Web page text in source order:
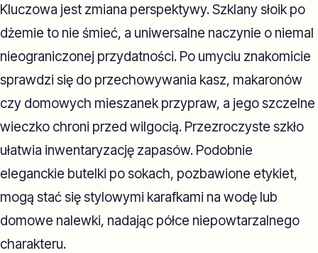
Kluczowa jest zmiana perspektywy. Szklany słoik po
dżemie to nie śmieć, a uniwersalne naczynie o niemal
nieograniczonej przydatności. Po umyciu znakomicie
sprawdzi się do przechowywania kasz, makaronów
czy domowych mieszanek przypraw, a jego szczelne
wieczko chroni przed wilgocią. Przezroczyste szkło
ułatwia inwentaryzację zapasów. Podobnie
eleganckie butelki po sokach, pozbawione etykiet,
mogą stać się stylowymi karafkami na wodę lub
domowe nalewki, nadając półce niepowtarzalnego
charakteru.